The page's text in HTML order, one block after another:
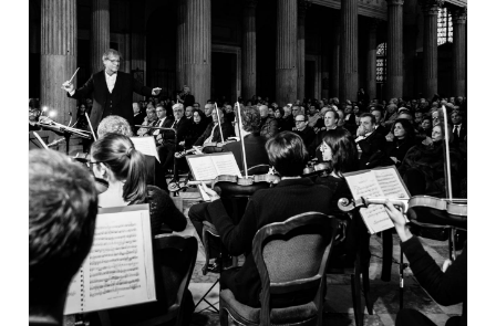
Banca Monte Paschi per l'area Nordovest.
Diciamo che è un rapporto, secondo me,
ancestrale, fra arte e cultura, che
valorizzano da sempre, nella storia, il
valore delle comunità e ne consentono
l'evoluzione culturale e tecnica; insomma,
tutto parte dalla cultura, parte dalle
anime delle persone, e questo consente a
tutti, soprattutto nei nostri casi, parlo
della nostra Italia ma parlo di Mantova.
Arte e cultura hanno consentito anche
negli anni d'oro del nostro sviluppo